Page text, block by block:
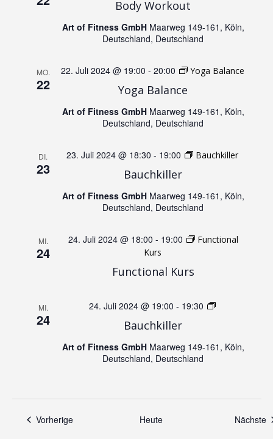
c
e
u
d
A
s
h
e
n
n
Body Workout
Art of Fitness GmbH Maarweg 149-161, Köln,
Deutschland, Deutschland
MO.
22 Yoga Balance
22. Juli 2024 @ 19:00 - 20:00 Yoga Balance
Art of Fitness GmbH Maarweg 149-161, Köln,
Deutschland, Deutschland
DI.
23 Bauchkiller
23. Juli 2024 @ 18:30 - 19:00 Bauchkiller
Art of Fitness GmbH Maarweg 149-161, Köln,
Deutschland, Deutschland
MI.
24
Functional Kurs
24. Juli 2024 @ 18:00 - 19:00
Functional
Kurs
MI.
24 Bauchkiller
24. Juli 2024 @ 19:00 - 19:30 Jumping
Art of Fitness GmbH Maarweg 149-161, Köln,
Deutschland, Deutschland
VorherigeVeranstaltungen Heute Nächste